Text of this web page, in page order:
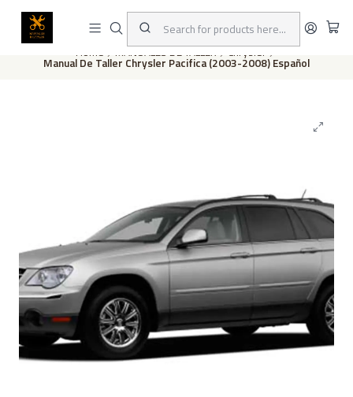
This is the slide text
Home MANUALES DE TALLER Chrysler
Manual De Taller Chrysler Pacifica (2003-2008) Español